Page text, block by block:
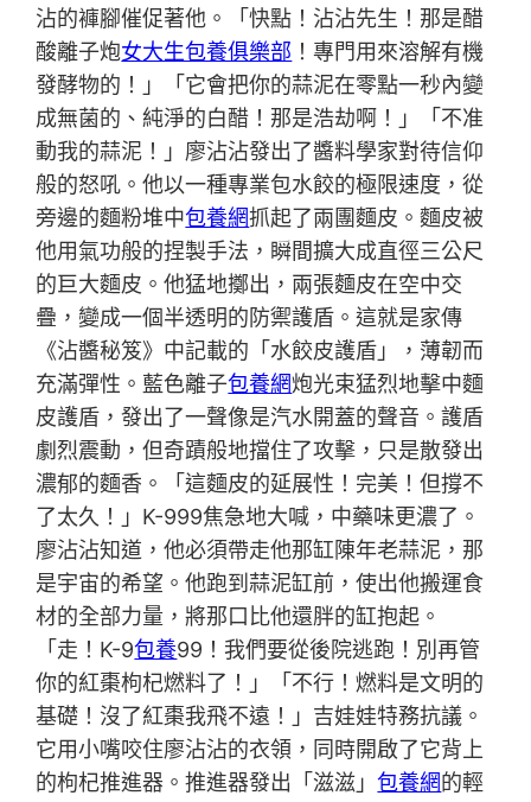
沾的褲腳催促著他。「快點！沾沾先生！那是醋
酸離子炮女大生包養俱樂部 ！專門用來溶解有機
發酵物的！」「它會把你的蒜泥在零點一秒內變
成無菌的、純淨的白醋！那是浩劫啊！」「不准
動我的蒜泥！」廖沾沾發出了醬料學家對待信仰
般的怒吼。他以一種專業包水餃的極限速度，從
旁邊的麵粉堆中包養網抓起了兩團麵皮。麵皮被
他用氣功般的捏製手法，瞬間擴大成直徑三公尺
的巨大麵皮。他猛地擲出，兩張麵皮在空中交
疊，變成一個半透明的防禦護盾。這就是家傳
《沾醬秘笈》中記載的「水餃皮護盾」，薄韌而
充滿彈性。藍色離子包養網炮光束猛烈地擊中麵
皮護盾，發出了一聲像是汽水開蓋的聲音。護盾
劇烈震動，但奇蹟般地擋住了攻擊，只是散發出
濃郁的麵香。「這麵皮的延展性！完美！但撐不
了太久！」K-999焦急地大喊，中藥味更濃了。
廖沾沾知道，他必須帶走他那缸陳年老蒜泥，那
是宇宙的希望。他跑到蒜泥缸前，使出他搬運食
材的全部力量，將那口比他還胖的缸抱起。
「走！K-9包養99！我們要從後院逃跑！別再管
你的紅棗枸杞燃料了！」「不行！燃料是文明的
基礎！沒了紅棗我飛不遠！」吉娃娃特務抗議。
它用小嘴咬住廖沾沾的衣領，同時開啟了它背上
的枸杞推進器。推進器發出「滋滋」包養網的輕